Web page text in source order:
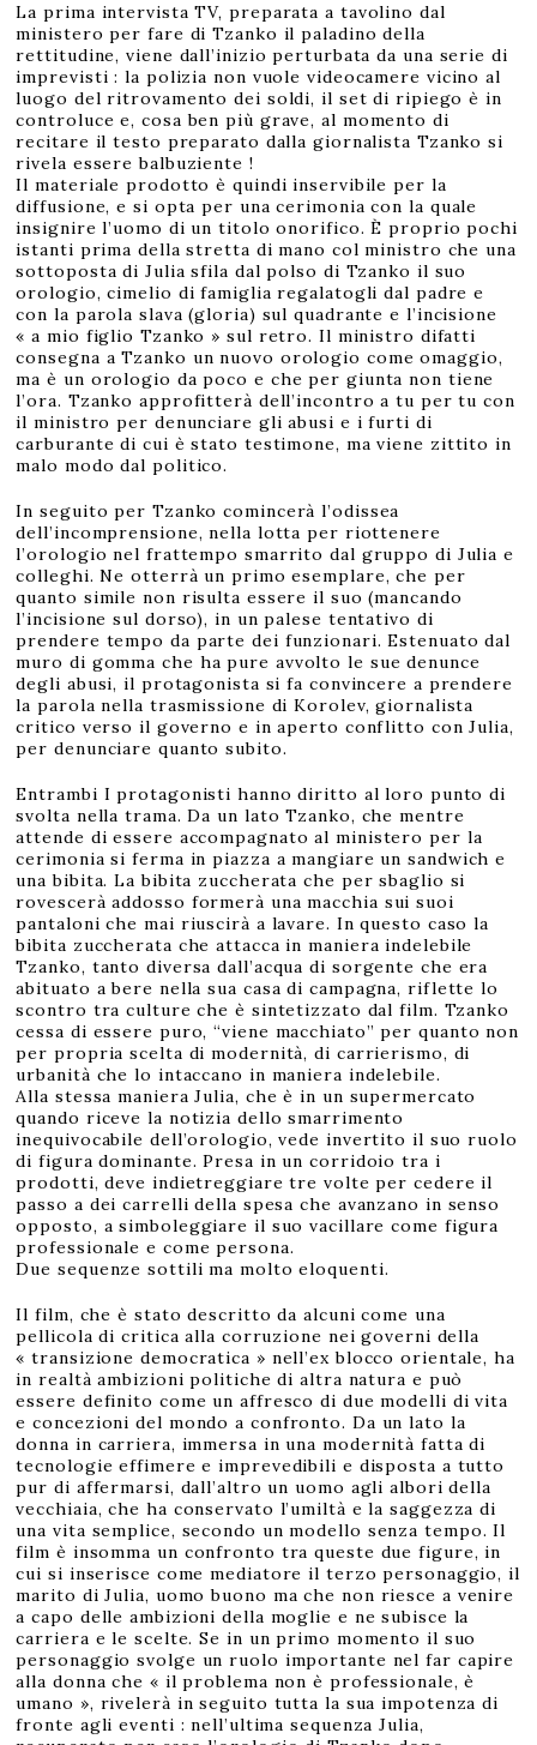
La prima intervista TV, preparata a tavolino dal
ministero per fare di Tzanko il paladino della
rettitudine, viene dall’inizio perturbata da una serie di
imprevisti : la polizia non vuole videocamere vicino al
luogo del ritrovamento dei soldi, il set di ripiego è in
controluce e, cosa ben più grave, al momento di
recitare il testo preparato dalla giornalista Tzanko si
rivela essere balbuziente !
Il materiale prodotto è quindi inservibile per la
diffusione, e si opta per una cerimonia con la quale
insignire l’uomo di un titolo onorifico. È proprio pochi
istanti prima della stretta di mano col ministro che una
sottoposta di Julia sfila dal polso di Tzanko il suo
orologio, cimelio di famiglia regalatogli dal padre e
con la parola slava (gloria) sul quadrante e l’incisione
« a mio figlio Tzanko » sul retro. Il ministro difatti
consegna a Tzanko un nuovo orologio come omaggio,
ma è un orologio da poco e che per giunta non tiene
l’ora. Tzanko approfitterà dell’incontro a tu per tu con
il ministro per denunciare gli abusi e i furti di
carburante di cui è stato testimone, ma viene zittito in
malo modo dal politico.
In seguito per Tzanko comincerà l’odissea
dell’incomprensione, nella lotta per riottenere
l’orologio nel frattempo smarrito dal gruppo di Julia e
colleghi. Ne otterrà un primo esemplare, che per
quanto simile non risulta essere il suo (mancando
l’incisione sul dorso), in un palese tentativo di
prendere tempo da parte dei funzionari. Estenuato dal
muro di gomma che ha pure avvolto le sue denunce
degli abusi, il protagonista si fa convincere a prendere
la parola nella trasmissione di Korolev, giornalista
critico verso il governo e in aperto conflitto con Julia,
per denunciare quanto subito.
Entrambi I protagonisti hanno diritto al loro punto di
svolta nella trama. Da un lato Tzanko, che mentre
attende di essere accompagnato al ministero per la
cerimonia si ferma in piazza a mangiare un sandwich e
una bibita. La bibita zuccherata che per sbaglio si
rovescerà addosso formerà una macchia sui suoi
pantaloni che mai riuscirà a lavare. In questo caso la
bibita zuccherata che attacca in maniera indelebile
Tzanko, tanto diversa dall’acqua di sorgente che era
abituato a bere nella sua casa di campagna, riflette lo
scontro tra culture che è sintetizzato dal film. Tzanko
cessa di essere puro, “viene macchiato” per quanto non
per propria scelta di modernità, di carrierismo, di
urbanità che lo intaccano in maniera indelebile.
Alla stessa maniera Julia, che è in un supermercato
quando riceve la notizia dello smarrimento
inequivocabile dell’orologio, vede invertito il suo ruolo
di figura dominante. Presa in un corridoio tra i
prodotti, deve indietreggiare tre volte per cedere il
passo a dei carrelli della spesa che avanzano in senso
opposto, a simboleggiare il suo vacillare come figura
professionale e come persona.
Due sequenze sottili ma molto eloquenti.
Il film, che è stato descritto da alcuni come una
pellicola di critica alla corruzione nei governi della
« transizione democratica » nell’ex blocco orientale, ha
in realtà ambizioni politiche di altra natura e può
essere definito come un affresco di due modelli di vita
e concezioni del mondo a confronto. Da un lato la
donna in carriera, immersa in una modernità fatta di
tecnologie effimere e imprevedibili e disposta a tutto
pur di affermarsi, dall’altro un uomo agli albori della
vecchiaia, che ha conservato l’umiltà e la saggezza di
una vita semplice, secondo un modello senza tempo. Il
film è insomma un confronto tra queste due figure, in
cui si inserisce come mediatore il terzo personaggio, il
marito di Julia, uomo buono ma che non riesce a venire
a capo delle ambizioni della moglie e ne subisce la
carriera e le scelte. Se in un primo momento il suo
personaggio svolge un ruolo importante nel far capire
alla donna che « il problema non è professionale, è
umano », rivelerà in seguito tutta la sua impotenza di
fronte agli eventi : nell’ultima sequenza Julia,